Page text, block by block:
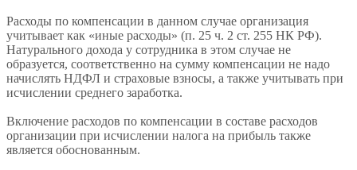
Расходы по компенсации в данном случае организация
учитывает как «иные расходы» (п. 25 ч. 2 ст. 255 НК РФ).
Натурального дохода у сотрудника в этом случае не
образуется, соответственно на сумму компенсации не надо
начислять НДФЛ и страховые взносы, а также учитывать при
исчислении среднего заработка.
Включение расходов по компенсации в составе расходов
организации при исчислении налога на прибыль также
является обоснованным.